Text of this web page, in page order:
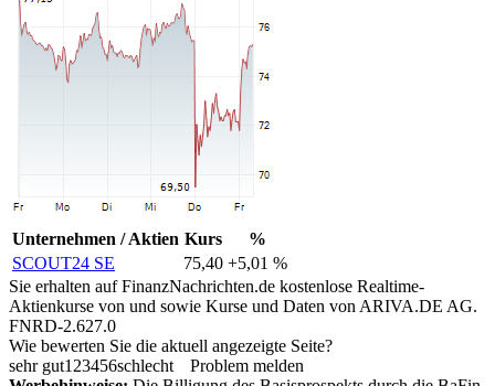
Unternehmen / Aktien Kurs
%
SCOUT24 SE
75,40 +5,01 %
Sie erhalten auf FinanzNachrichten.de kostenlose Realtime-
Aktienkurse von und sowie Kurse und Daten von ARIVA.DE AG.
FNRD-2.627.0
Wie bewerten Sie die aktuell angezeigte Seite?
sehr gut1 23456schlecht
Problem melden